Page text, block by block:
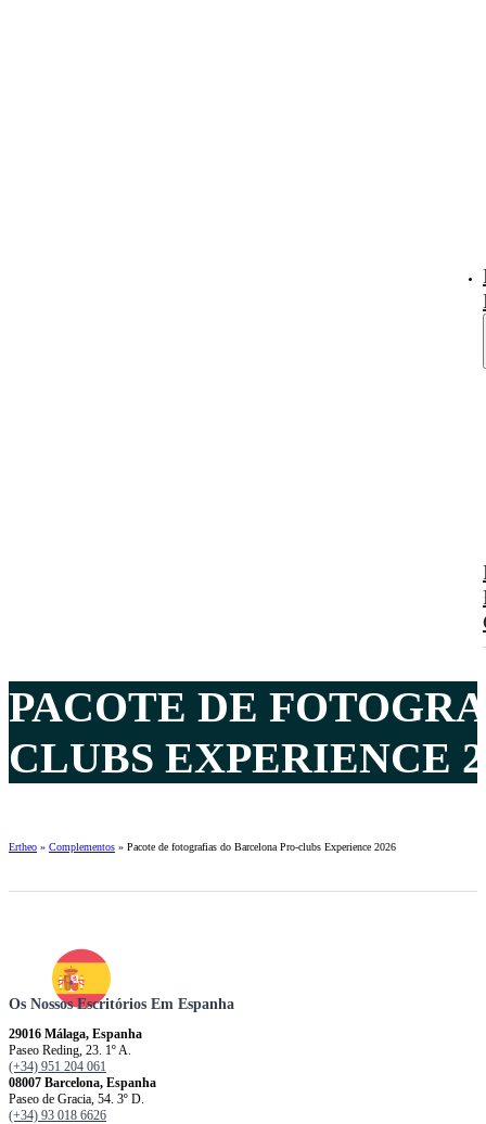
PACOTE DE
CLUBS EXPERIENCE
Ertheo » Complementos » Pacote de fotografias do Barcelona Pro-clubs Experience 2026
Os Nossos Escritórios Em Espanha
29016 Málaga, Espanha
Paseo Reding, 23. 1º A.
(+34) 951 204 061
08007 Barcelona, ​​​​​Espanha
Paseo de Gracia, 54. 3º D.
(+34) 93 018 6626